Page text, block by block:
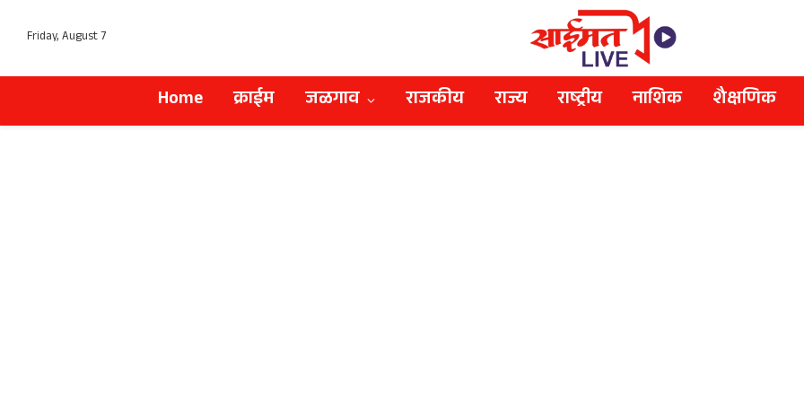
Friday, August 7
Home क्राईम जळगाव राजकीय राज्य राष्ट्रीय नाशिक शैक्षणिक